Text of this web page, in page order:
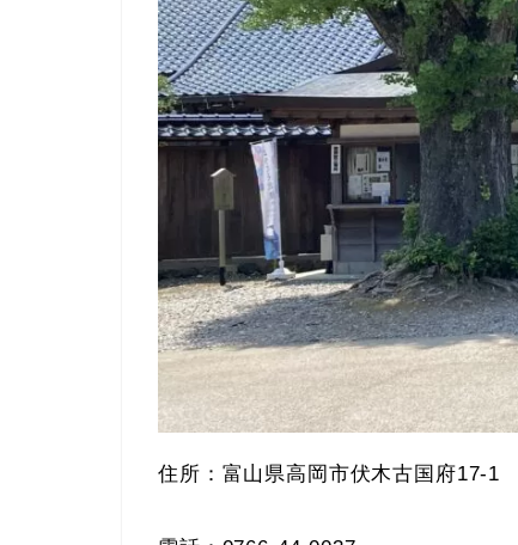
住所：富山県高岡市伏木古国府17-1